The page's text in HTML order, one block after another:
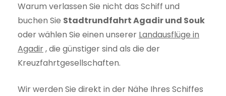
Warum verlassen Sie nicht das Schiff und
buchen Sie Stadtrundfahrt Agadir und Souk
oder wählen Sie einen unserer Landausflüge in
Agadir, die günstiger sind als die der
Kreuzfahrtgesellschaften.
Wir werden Sie direkt in der Nähe Ihres Schiffes